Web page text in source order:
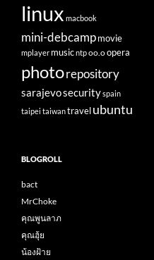
linux macbook
mini-debcampmovie
mplayer musicntpoo.oopera
photorepository
sarajevosecurityspain
taipei taiwantravelubuntu
BLOGROLL
bact
MrChoke
คุณพูนลาภ
คุณฮุ้ย
น้องฝ้าย